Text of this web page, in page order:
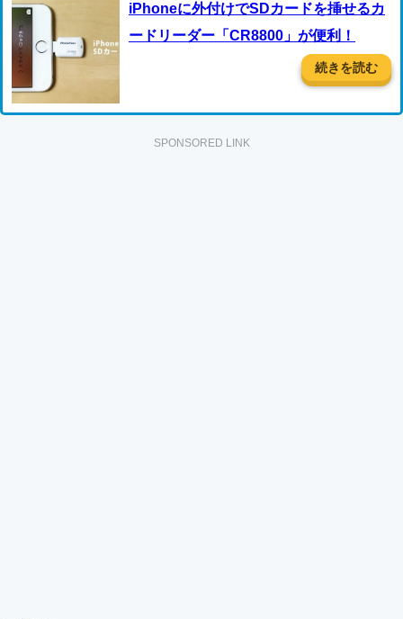
iPhoneに外付けでSDカードを挿せるカ
ードリーダー「CR8800」が便利！
続きを読む
SPONSORED LINK